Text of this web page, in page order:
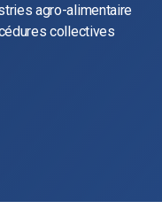
agro-alimentaire
collectives